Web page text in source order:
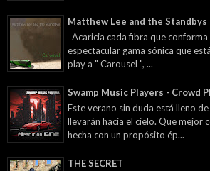
Matthew Lee and the Standbys
Acaricia cada fibra que conforma
espectacular gama sónica que
play a " Carousel ", ...
Swamp Music Players - Crowd
Este verano sin duda está lleno
llevarán hacia el cielo. Que mejor
hecha con un propósito ép...
THE SECRET